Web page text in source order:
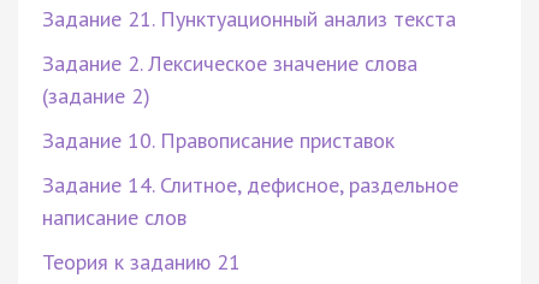
Задание 21. Пунктуационный анализ текста
Задание 2. Лексическое значение слова
(задание 2)
Задание 10. Правописание приставок
Задание 14. Слитное, дефисное, раздельное
написание слов
Теория к заданию 21